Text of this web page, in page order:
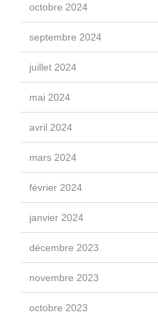
octobre 2024
septembre 2024
juillet 2024
mai 2024
avril 2024
mars 2024
février 2024
janvier 2024
décembre 2023
novembre 2023
octobre 2023